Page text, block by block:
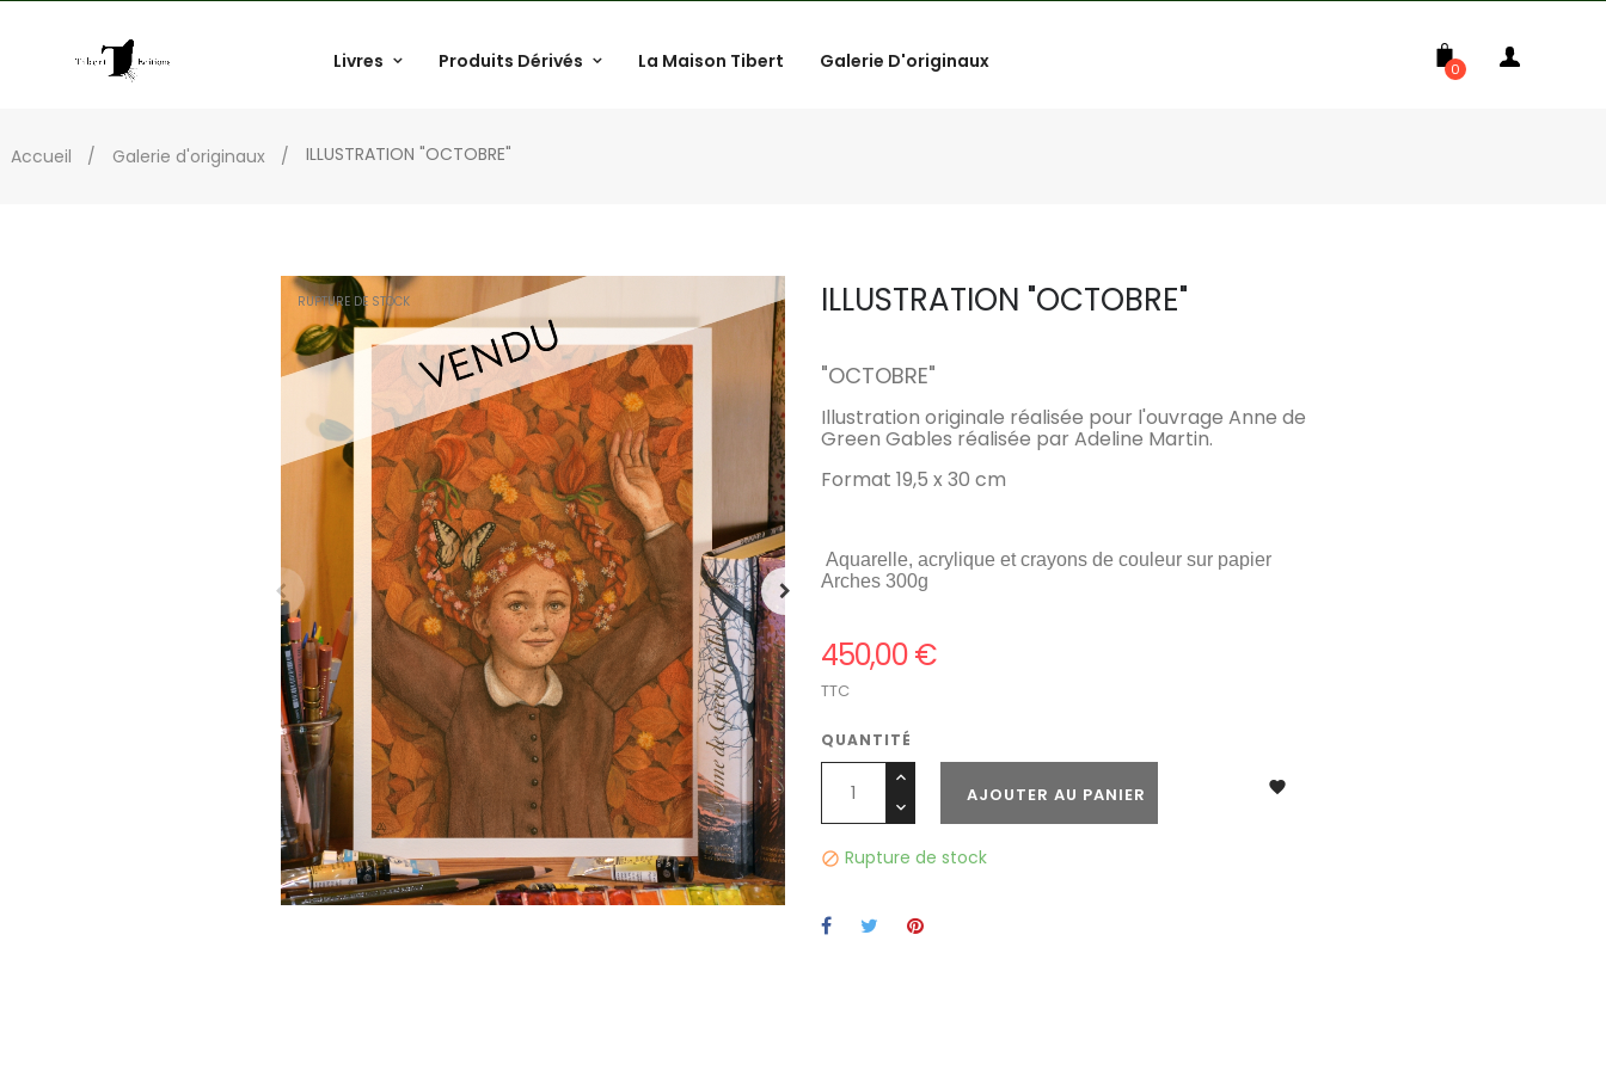
Livres Produits Dérivés La Maison Tibert Galerie D'originaux 0
Accueil Galerie d'originaux ILLUSTRATION "OCTOBRE"
RUPTURE DE STOCK ILLUSTRATION "OCTOBRE"
"OCTOBRE"
Illustration originale réalisée pour l'ouvrage Anne de
Green Gables réalisée par Adeline Martin.
Format 19,5 x 30 cm
Aquarelle, acrylique et crayons de couleur sur papier
Arches 300g
450,00 €
TTC
QUANTITÉ
AJOUTER AU PANIER 
 Rupture de stock